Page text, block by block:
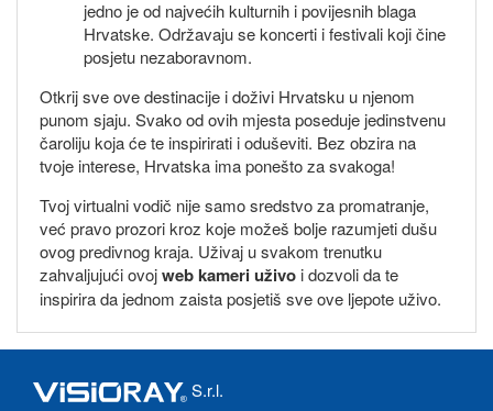
jedno je od najvećih kulturnih i povijesnih blaga
Hrvatske. Održavaju se koncerti i festivali koji čine
posjetu nezaboravnom.
Otkrij sve ove destinacije i doživi Hrvatsku u njenom
punom sjaju. Svako od ovih mjesta poseduje jedinstvenu
čaroliju koja će te inspirirati i oduševiti. Bez obzira na
tvoje interese, Hrvatska ima ponešto za svakoga!
Tvoj virtualni vodič nije samo sredstvo za promatranje,
već pravo prozori kroz koje možeš bolje razumjeti dušu
ovog predivnog kraja. Uživaj u svakom trenutku
zahvaljujući ovojweb kameri uživo i dozvoli da te
inspirira da jednom zaista posjetiš sve ove ljepote uživo.
S.r.l.